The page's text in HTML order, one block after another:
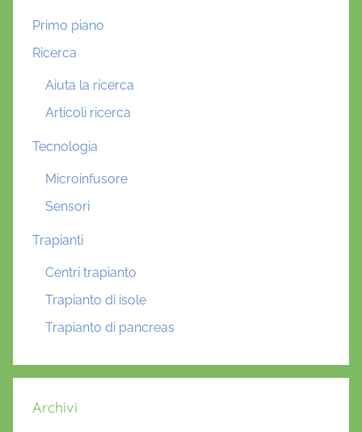
Primo piano
Ricerca
Aiuta la ricerca
Articoli ricerca
Tecnologia
Microinfusore
Sensori
Trapianti
Centri trapianto
Trapianto di isole
Trapianto di pancreas
Archivi